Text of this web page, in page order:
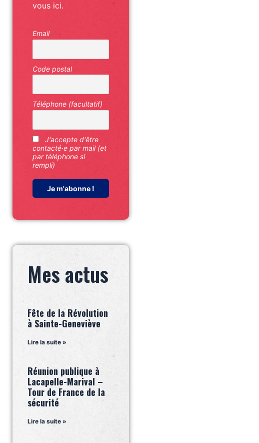
vous ici.
Email
Code postal
Téléphone (facultatif)
J'accepte d'être
contacté·e par mail (et
par téléphone si
rempli)
Mes actus
Fête de la Révolution
à Sainte-Geneviève
Lire la suite »
Réunion publique à
Lacapelle-Marival –
Tour de France de la
sécurité
Lire la suite »